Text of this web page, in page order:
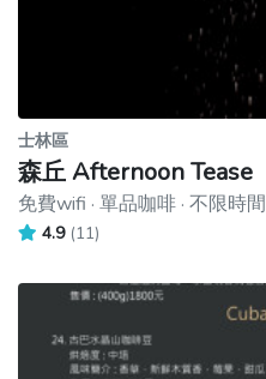
士林區
森丘 Afternoon Tease
免費wifi · 單品咖啡 · 不限時間
4.9 (11)